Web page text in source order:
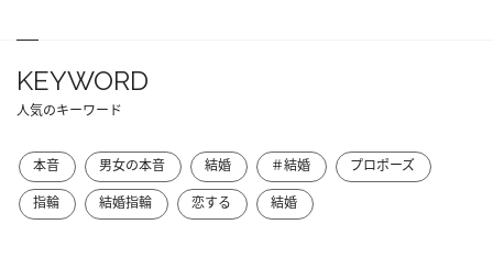
KEYWORD
人気のキーワード
本音 男女の本音 結婚 ＃結婚
プロポーズ
指輪
結婚指輪 恋する 結婚